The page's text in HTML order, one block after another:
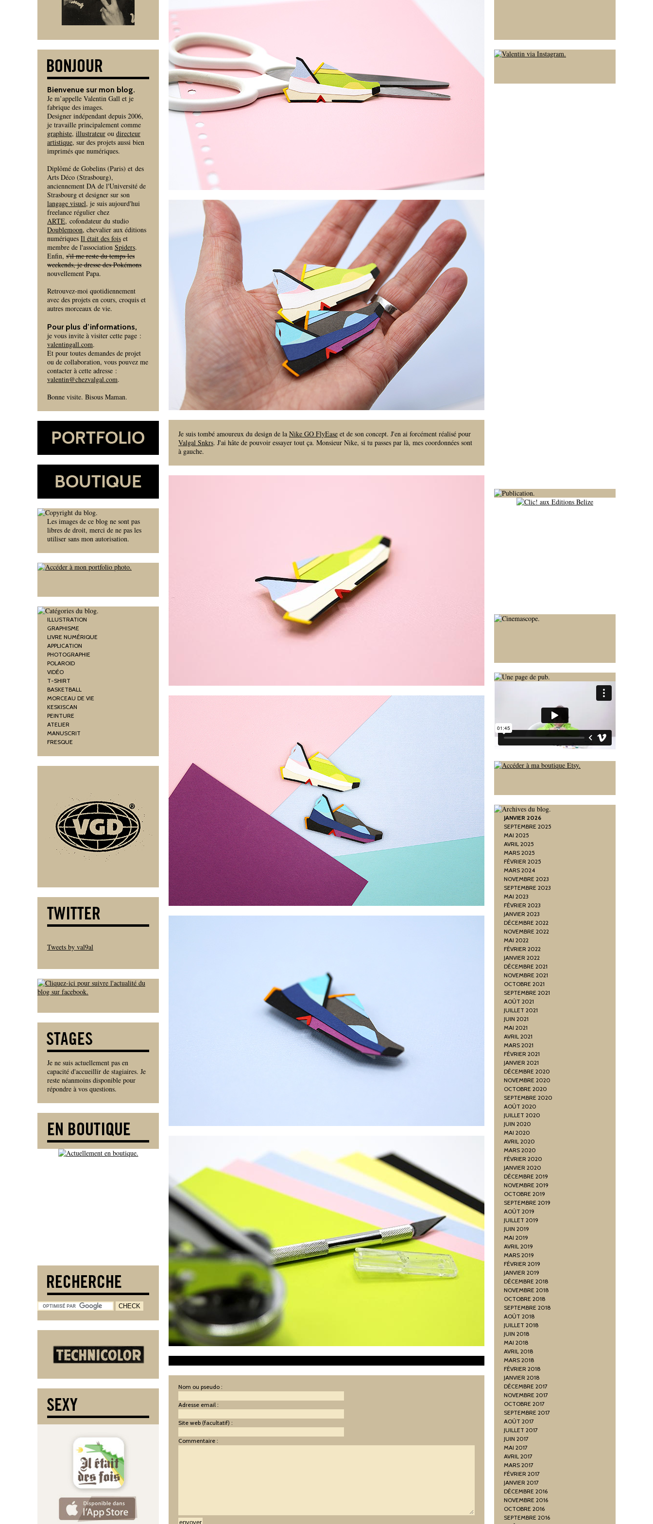
Je suis tombé amoureux du design de la Nike GO FlyEase et de son concept. J'en ai forcément réalisé pour
Valgal Snkrs. J'ai hâte de pouvoir essayer tout ça. Monsieur Nike, si tu passes par là, mes coordonnées sont
à gauche.
Nom ou pseudo :
Adresse email :
Site web (facultatif) :
Commentaire :
Bienvenue sur mon blog.
Je m’appelle Valentin Gall et je
fabrique des images.
Designer indépendant depuis 2006,
je travaille principalement comme
graphiste, illustrateur ou directeur
artistique, sur des projets aussi bien
imprimés que numériques.
Diplômé de Gobelins (Paris) et des
Arts Déco (Strasbourg),
anciennement DA de l'Université de
Strasbourg et designer sur son
langage visuel, je suis aujourd'hui
freelance régulier chez
ARTE, cofondateur du studio
Doublemoon, chevalier aux éditions
numériques Il était des fois et
membre de l'association Spiders.
Enfin, s'il me reste du temps les
weekends, je dresse des Pokémons
nouvellement Papa.
Retrouvez-moi quotidiennement
avec des projets en cours, croquis et
autres morceaux de vie.
Pour plus d’informations,
je vous invite à visiter cette page :
valentingall.com.
Et pour toutes demandes de projet
ou de collaboration, vous pouvez me
contacter à cette adresse :
valentin@chezvalgal.com.
Bonne visite. Bisous Maman.
Les images de ce blog ne sont pas
libres de droit, merci de ne pas les
utiliser sans mon autorisation.
ILLUSTRATION
GRAPHISME
LIVRE NUMÉRIQUE
APPLICATION
PHOTOGRAPHIE
POLAROID
VIDÉO
T-SHIRT
BASKETBALL
MORCEAU DE VIE
KESKISCAN
PEINTURE
ATELIER
MANUSCRIT
FRESQUE
Tweets by val9al
Je ne suis actuellement pas en
capacité d'accueillir de stagiaires. Je
reste néanmoins disponible pour
répondre à vos questions.
JANVIER 2026
SEPTEMBRE 2025
MAI 2025
AVRIL 2025
MARS 2025
FÉVRIER 2025
MARS 2024
NOVEMBRE 2023
SEPTEMBRE 2023
MAI 2023
FÉVRIER 2023
JANVIER 2023
DÉCEMBRE 2022
NOVEMBRE 2022
MAI 2022
FÉVRIER 2022
JANVIER 2022
DÉCEMBRE 2021
NOVEMBRE 2021
OCTOBRE 2021
SEPTEMBRE 2021
AOÛT 2021
JUILLET 2021
JUIN 2021
MAI 2021
AVRIL 2021
MARS 2021
FÉVRIER 2021
JANVIER 2021
DÉCEMBRE 2020
NOVEMBRE 2020
OCTOBRE 2020
SEPTEMBRE 2020
AOÛT 2020
JUILLET 2020
JUIN 2020
MAI 2020
AVRIL 2020
MARS 2020
FÉVRIER 2020
JANVIER 2020
DÉCEMBRE 2019
NOVEMBRE 2019
OCTOBRE 2019
SEPTEMBRE 2019
AOÛT 2019
JUILLET 2019
JUIN 2019
MAI 2019
AVRIL 2019
MARS 2019
FÉVRIER 2019
JANVIER 2019
DÉCEMBRE 2018
NOVEMBRE 2018
OCTOBRE 2018
SEPTEMBRE 2018
AOÛT 2018
JUILLET 2018
JUIN 2018
MAI 2018
AVRIL 2018
MARS 2018
FÉVRIER 2018
JANVIER 2018
DÉCEMBRE 2017
NOVEMBRE 2017
OCTOBRE 2017
SEPTEMBRE 2017
AOÛT 2017
JUILLET 2017
JUIN 2017
MAI 2017
AVRIL 2017
MARS 2017
FÉVRIER 2017
JANVIER 2017
DÉCEMBRE 2016
NOVEMBRE 2016
OCTOBRE 2016
SEPTEMBRE 2016